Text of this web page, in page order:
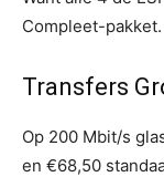
Compleet-pakket.
Transfers
Op 200 Mbit/s
en €68,50